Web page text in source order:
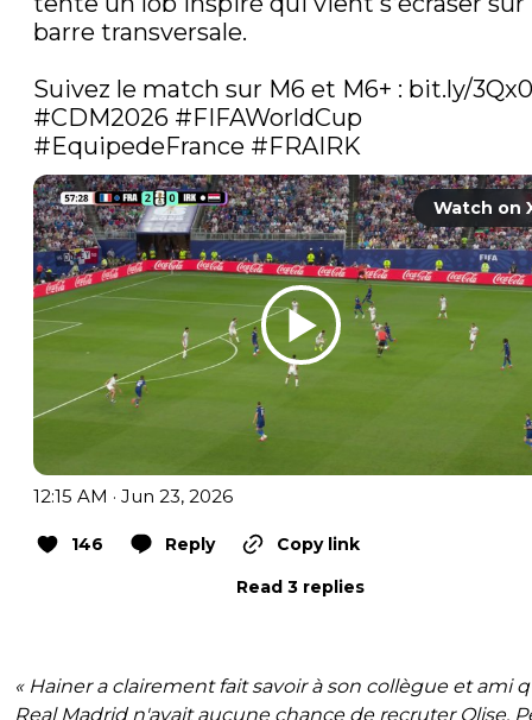
barre transversale.
Suivez le match sur M6 et M6+ : bit.ly/
#CDM2026 #FIFAWorldCup
#EquipedeFrance #FRAIRK
Watch on
12:15 AM · Jun 23, 2026
146 Reply
Copy link
Read 3 replies
« Hainer a clairement fait savoir à son collègue et ami
Real Madrid n'avait aucune chance de recruter Olise.